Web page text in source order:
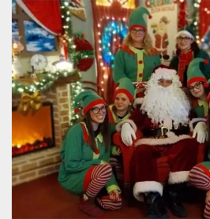
Las cookies estrictamente necesarias
la funcionalidad principal del sitio web,
el inicio de sesión de usuario y la gestión
cuentas. El sitio web no se puede utilizar
correctamente sin las cookies
necesarias.
Nombre
Proveedor /
Dominio
cf_clearance
Cloudflare,
Inc.
.oooh.events